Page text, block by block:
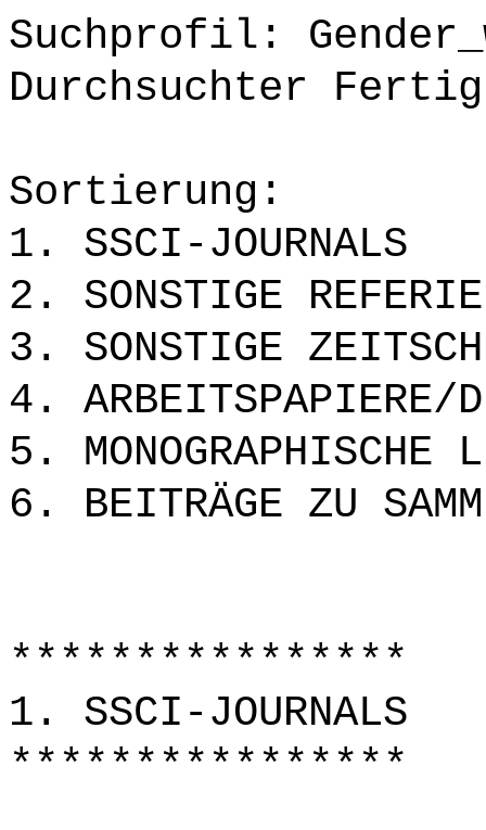
Suchprofil:
Durchsuchter
Sortierung:
1. SSCI-JOURNALS
2. SONSTIGE
3. SONSTIGE
4. ARBEITSPAPIERE/
5. MONOGRAPHISCHE
6. BEITRÄGE ZU
****************
1. SSCI-JOURNALS
****************